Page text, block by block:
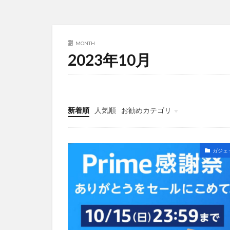
MONTH
2023年10月
新着順 人気順
お勧めカテゴリ
Uncategorized
ガジェ